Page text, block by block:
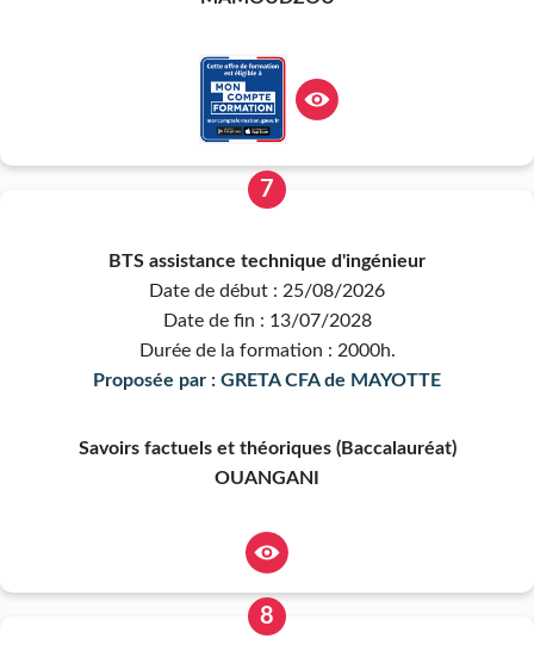
7
BTS assistance technique d'ingénieur
Date de début : 25/08/2026
Date de fin : 13/07/2028
Durée de la formation : 2000h.
Proposée par : GRETA CFA de MAYOTTE
Savoirs factuels et théoriques (Baccalauréat)
OUANGANI
8